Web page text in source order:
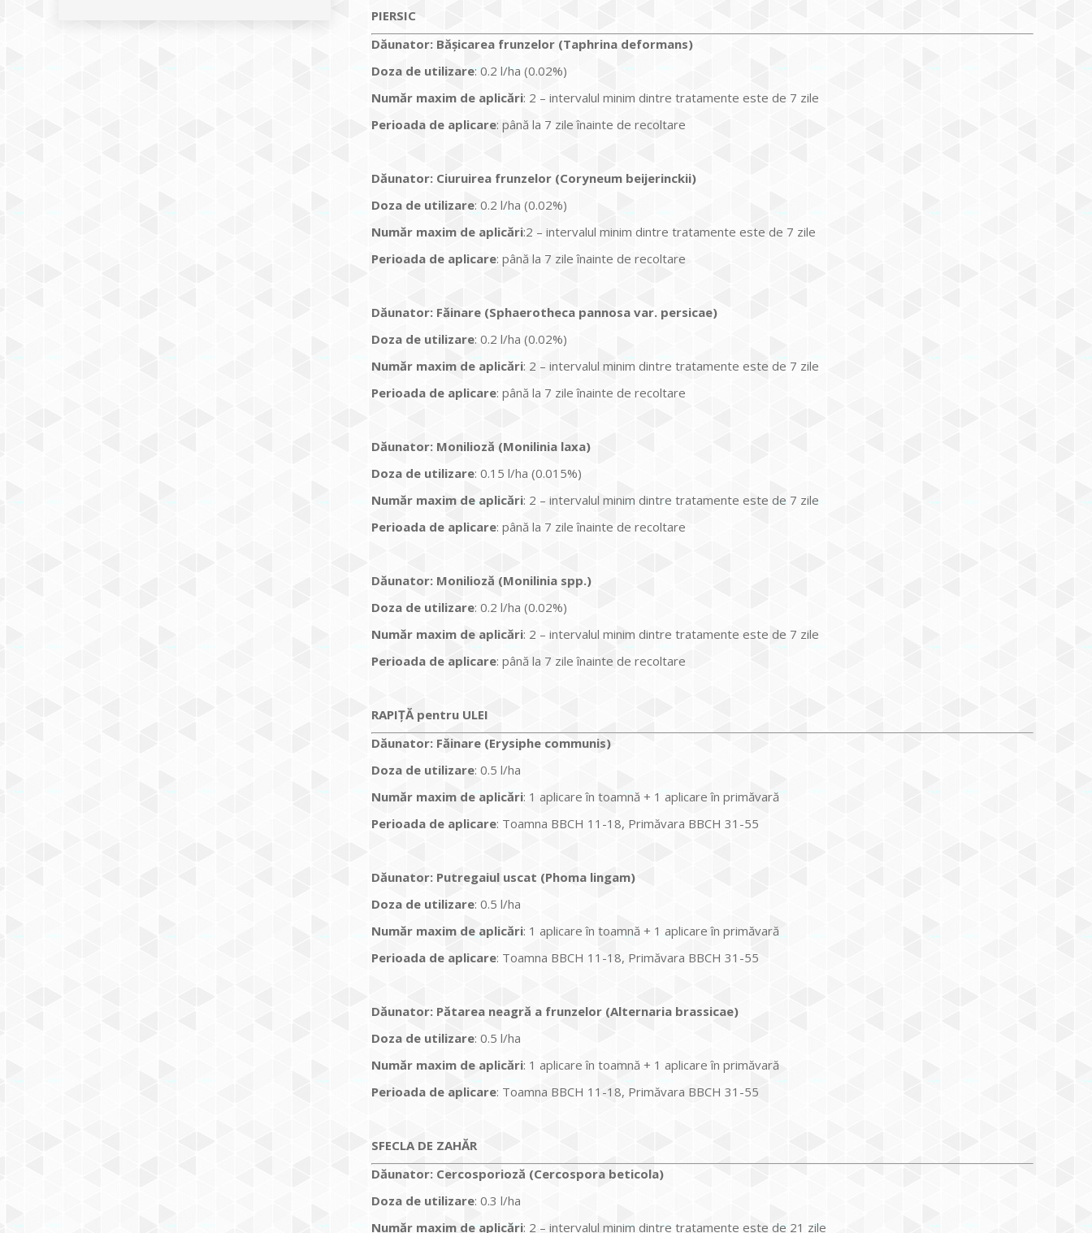
PIERSIC
Dăunator: Bășicarea frunzelor (Taphrina deformans)
Doza de utilizare: 0.2 l/ha (0.02%)
Număr maxim de aplicări: 2 – intervalul minim dintre tratamente este de 7 zile
Perioada de aplicare: până la 7 zile înainte de recoltare
Dăunator: Ciuruirea frunzelor (Coryneum beijerinckii)
Doza de utilizare: 0.2 l/ha (0.02%)
Număr maxim de aplicări:2 – intervalul minim dintre tratamente este de 7 zile
Perioada de aplicare: până la 7 zile înainte de recoltare
Dăunator: Făinare (Sphaerotheca pannosa var. persicae)
Doza de utilizare: 0.2 l/ha (0.02%)
Număr maxim de aplicări: 2 – intervalul minim dintre tratamente este de 7 zile
Perioada de aplicare: până la 7 zile înainte de recoltare
Dăunator: Monilioză (Monilinia laxa)
Doza de utilizare: 0.15 l/ha (0.015%)
Număr maxim de aplicări: 2 – intervalul minim dintre tratamente este de 7 zile
Perioada de aplicare: până la 7 zile înainte de recoltare
Dăunator: Monilioză (Monilinia spp.)
Doza de utilizare: 0.2 l/ha (0.02%)
Număr maxim de aplicări: 2 – intervalul minim dintre tratamente este de 7 zile
Perioada de aplicare: până la 7 zile înainte de recoltare
RAPIȚĂ pentru ULEI
Dăunator: Făinare (Erysiphe communis)
Doza de utilizare: 0.5 l/ha
Număr maxim de aplicări: 1 aplicare în toamnă + 1 aplicare în primăvară
Perioada de aplicare: Toamna BBCH 11-18, Primăvara BBCH 31-55
Dăunator: Putregaiul uscat (Phoma lingam)
Doza de utilizare: 0.5 l/ha
Număr maxim de aplicări: 1 aplicare în toamnă + 1 aplicare în primăvară
Perioada de aplicare: Toamna BBCH 11-18, Primăvara BBCH 31-55
Dăunator: Pătarea neagră a frunzelor (Alternaria brassicae)
Doza de utilizare: 0.5 l/ha
Număr maxim de aplicări: 1 aplicare în toamnă + 1 aplicare în primăvară
Perioada de aplicare: Toamna BBCH 11-18, Primăvara BBCH 31-55
SFECLA DE ZAHĂR
Dăunator: Cercosporioză (Cercospora beticola)
Doza de utilizare: 0.3 l/ha
Număr maxim de aplicări: 2 – intervalul minim dintre tratamente este de 21 zile